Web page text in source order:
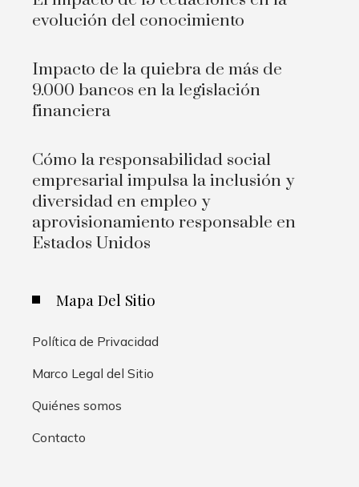
evolución del conocimiento
Impacto de la quiebra de más de
9.000 bancos en la legislación
financiera
Cómo la responsabilidad social
empresarial impulsa la inclusión y
diversidad en empleo y
aprovisionamiento responsable en
Estados Unidos
Mapa Del Sitio
Política de Privacidad
Marco Legal del Sitio
Quiénes somos
Contacto